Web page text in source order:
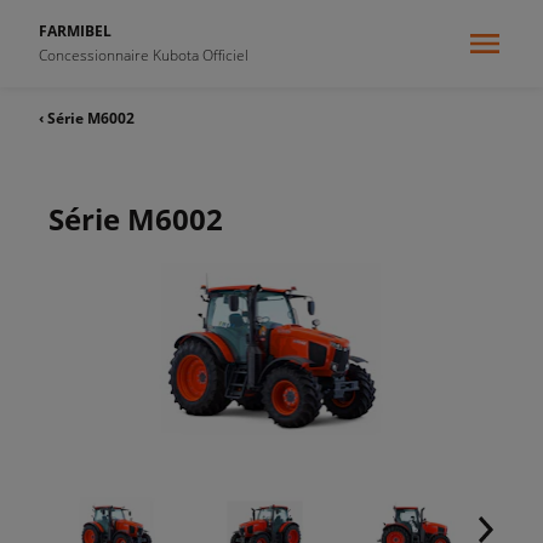
FARMIBEL
Concessionnaire Kubota Officiel
‹ Série M6002
Série M6002